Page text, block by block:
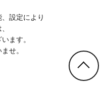
設定により
ます。
せ。